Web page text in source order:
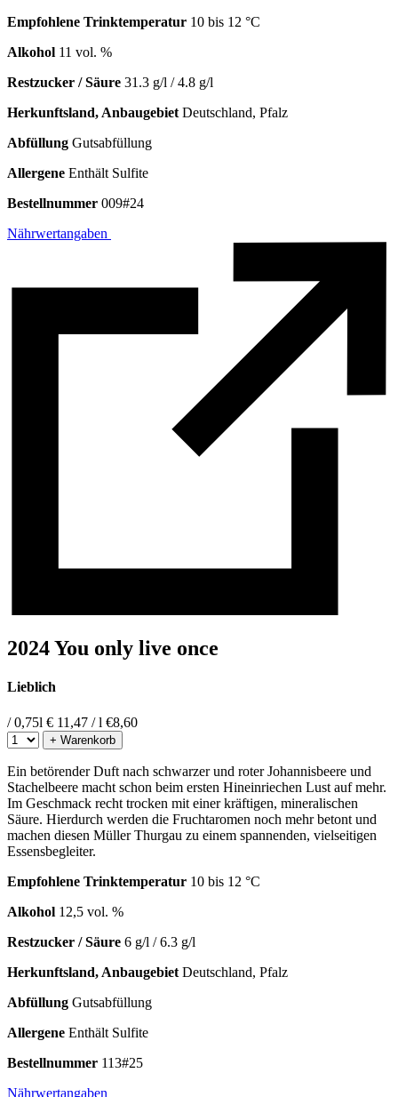
Empfohlene Trinktemperatur 10 bis 12 °C
Alkohol 11 vol. %
Restzucker / Säure 31.3 g/l / 4.8 g/l
Herkunftsland, Anbaugebiet Deutschland, Pfalz
Abfüllung Gutsabfüllung
Allergene Enthält Sulfite
Bestellnummer 009#24
Nährwertangaben
2024 You only live once
Lieblich
/ 0,75l € 11,47 / l €8,60
+ Warenkorb
Ein betörender Duft nach schwarzer und roter Johannisbeere und
Stachelbeere macht schon beim ersten Hineinriechen Lust auf mehr.
Im Geschmack recht trocken mit einer kräftigen, mineralischen
Säure. Hierdurch werden die Fruchtaromen noch mehr betont und
machen diesen Müller Thurgau zu einem spannenden, vielseitigen
Essensbegleiter.
Empfohlene Trinktemperatur 10 bis 12 °C
Alkohol 12,5 vol. %
Restzucker / Säure 6 g/l / 6.3 g/l
Herkunftsland, Anbaugebiet Deutschland, Pfalz
Abfüllung Gutsabfüllung
Allergene Enthält Sulfite
Bestellnummer 113#25
Nährwertangaben